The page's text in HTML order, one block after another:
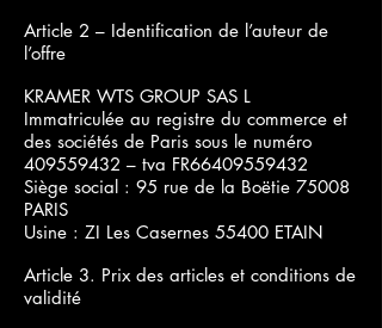
Article 2 – Identification de l’auteur de
l’offre
KRAMER WTS GROUP SAS L
Immatriculée au registre du commerce et
des sociétés de Paris sous le numéro
409559432 – tva FR66409559432
Siège social : 95 rue de la Boëtie 75008
PARIS
Usine : ZI Les Casernes 55400 ETAIN
Article 3. Prix des articles et conditions de
validité